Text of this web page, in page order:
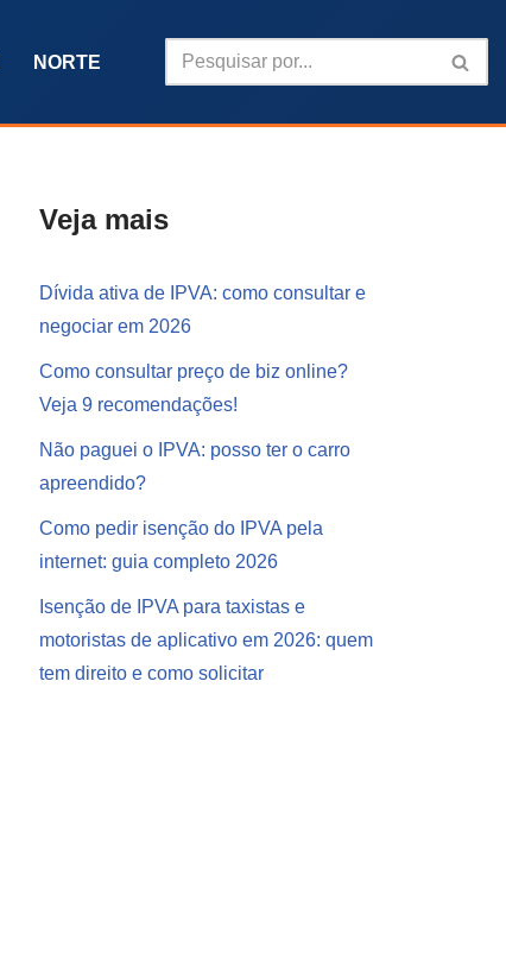
NORTE
Veja mais
Dívida ativa de IPVA: como consultar e
negociar em 2026
Como consultar preço de biz online?
Veja 9 recomendações!
Não paguei o IPVA: posso ter o carro
apreendido?
Como pedir isenção do IPVA pela
internet: guia completo 2026
Isenção de IPVA para taxistas e
motoristas de aplicativo em 2026: quem
tem direito e como solicitar